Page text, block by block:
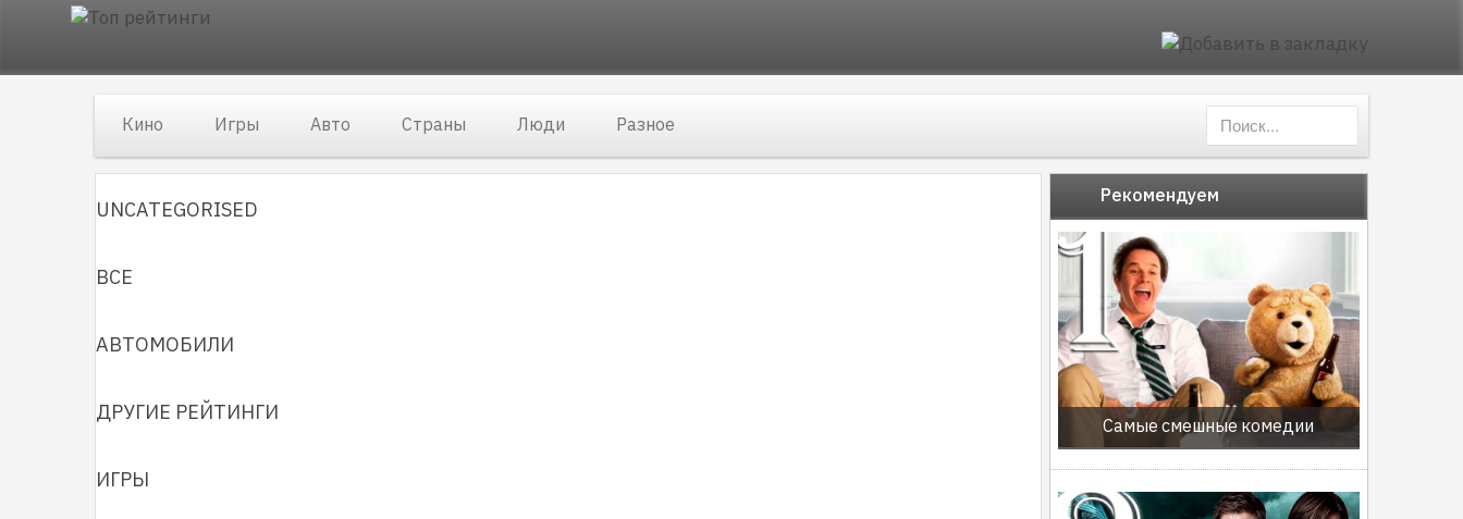
Кино Игры Авто Страны Люди Разное
UNCATEGORISED
ВСЕ
АВТОМОБИЛИ
ДРУГИЕ РЕЙТИНГИ
ИГРЫ
Рекомендуем
Самые смешные комедии